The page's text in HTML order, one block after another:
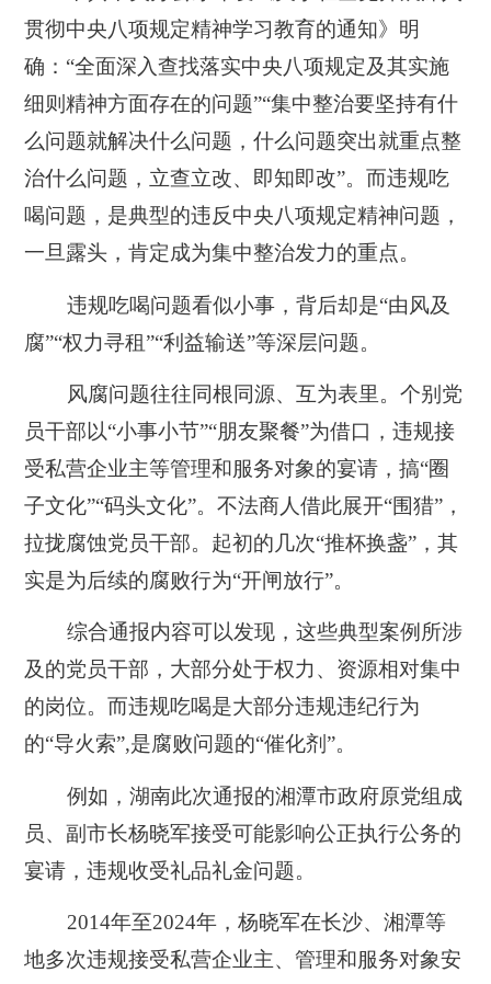
贯彻中央八项规定精神学习教育的通知》明
确：“全面深入查找落实中央八项规定及其实施
细则精神方面存在的问题”“集中整治要坚持有什
么问题就解决什么问题，什么问题突出就重点整
治什么问题，立查立改、即知即改”。而违规吃
喝问题，是典型的违反中央八项规定精神问题，
一旦露头，肯定成为集中整治发力的重点。
违规吃喝问题看似小事，背后却是“由风及
腐”“权力寻租”“利益输送”等深层问题。
风腐问题往往同根同源、互为表里。个别党
员干部以“小事小节”“朋友聚餐”为借口，违规接
受私营企业主等管理和服务对象的宴请，搞“圈
子文化”“码头文化”。不法商人借此展开“围猎”，
拉拢腐蚀党员干部。起初的几次“推杯换盏”，其
实是为后续的腐败行为“开闸放行”。
综合通报内容可以发现，这些典型案例所涉
及的党员干部，大部分处于权力、资源相对集中
的岗位。而违规吃喝是大部分违规违纪行为
的“导火索”,是腐败问题的“催化剂”。
例如，湖南此次通报的湘潭市政府原党组成
员、副市长杨晓军接受可能影响公正执行公务的
宴请，违规收受礼品礼金问题。
2014年至2024年，杨晓军在长沙、湘潭等
地多次违规接受私营企业主、管理和服务对象安